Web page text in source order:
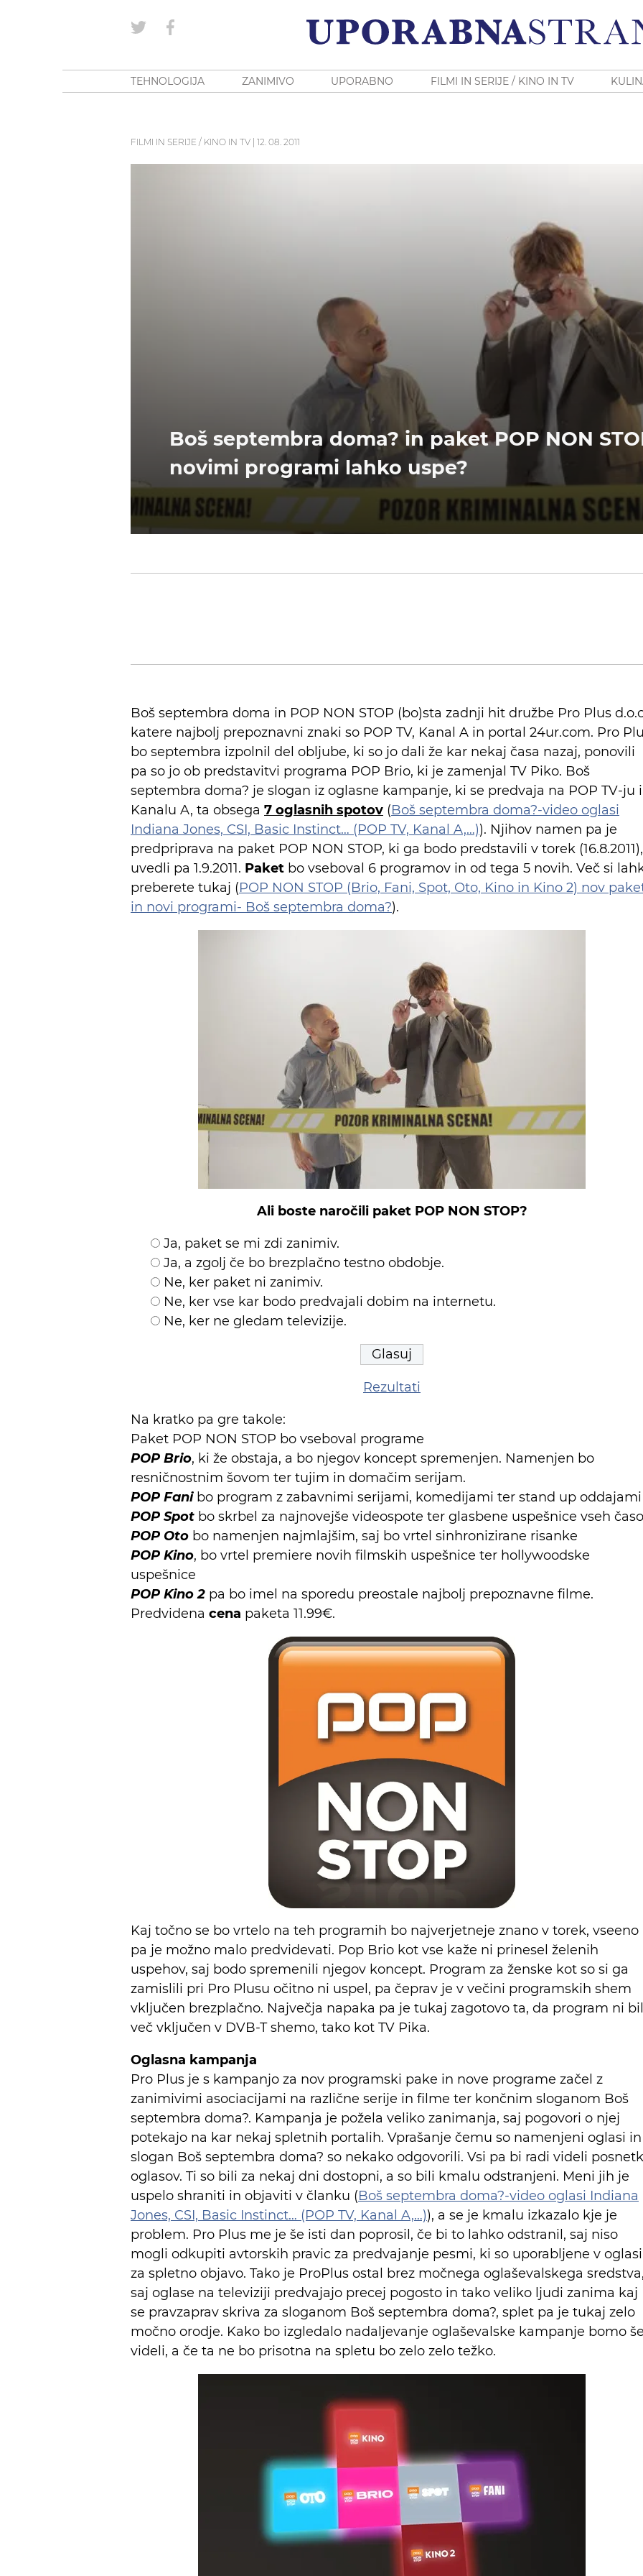
TEHNOLOGIJA ZANIMIVO UPORABNO FILMI IN SERIJE / KINO IN TV
FILMI IN SERIJE / KINO IN TV 12. 08. 2011
Boš septembra doma? in paket POP NON
novimi programi lahko uspe?
Boš septembra doma in POP NON STOP (bo)sta zadnji hit družbe Pro Plus
katere najbolj prepoznavni znaki so POP TV, Kanal A in portal 24ur.com. Pro
bo septembra izpolnil del obljube, ki so jo dali že kar nekaj časa nazaj, ponovili
pa so jo ob predstavitvi programa POP Brio, ki je zamenjal TV Piko. Boš
septembra doma? je slogan iz oglasne kampanje, ki se predvaja na POP TV-ju
Kanalu A, ta obsega 7 oglasnih spotov (Boš septembra doma?-video oglasi
Indiana Jones, CSI, Basic Instinct… (POP TV, Kanal A,…)). Njihov namen pa je
predpriprava na paket POP NON STOP, ki ga bodo predstavili v torek (16.8.2011),
uvedli pa 1.9.2011. Paket bo vseboval 6 programov in od tega 5 novih. Več si
preberete tukaj (POP NON STOP (Brio, Fani, Spot, Oto, Kino in Kino 2) nov
in novi programi- Boš septembra doma?).
Ali boste naročili paket POP NON STOP?
Ja, paket se mi zdi zanimiv.
Ja, a zgolj če bo brezplačno testno obdobje.
Ne, ker paket ni zanimiv.
Ne, ker vse kar bodo predvajali dobim na internetu.
Ne, ker ne gledam televizije.
Rezultati
Na kratko pa gre takole:
Paket POP NON STOP bo vseboval programe
POP Brio, ki že obstaja, a bo njegov koncept spremenjen. Namenjen bo
resničnostnim šovom ter tujim in domačim serijam.
POP Fanibo program z zabavnimi serijami, komedijami ter stand up oddajami
POP Spot bo skrbel za najnovejše videospote ter glasbene uspešnice vseh
POP Oto bo namenjen najmlajšim, saj bo vrtel sinhronizirane risanke
POP Kino, bo vrtel premiere novih filmskih uspešnice ter hollywoodske
uspešnice
POP Kino 2 pa bo imel na sporedu preostale najbolj prepoznavne filme.
Predvidena cena paketa 11.99€.
Kaj točno se bo vrtelo na teh programih bo najverjetneje znano v torek, vseeno
pa je možno malo predvidevati. Pop Brio kot vse kaže ni prinesel želenih
uspehov, saj bodo spremenili njegov koncept. Program za ženske kot so si ga
zamislili pri Pro Plusu očitno ni uspel, pa čeprav je v večini programskih shem
vključen brezplačno. Največja napaka pa je tukaj zagotovo ta, da program ni bil
več vključen v DVB-T shemo, tako kot TV Pika.
Oglasna kampanja
Pro Plus je s kampanjo za nov programski pake in nove programe začel z
zanimivimi asociacijami na različne serije in filme ter končnim sloganom Boš
septembra doma?. Kampanja je požela veliko zanimanja, saj pogovori o njej
potekajo na kar nekaj spletnih portalih. Vprašanje čemu so namenjeni oglasi in
slogan Boš septembra doma? so nekako odgovorili. Vsi pa bi radi videli
oglasov. Ti so bili za nekaj dni dostopni, a so bili kmalu odstranjeni. Meni jih je
uspelo shraniti in objaviti v članku (Boš septembra doma?-video oglasi Indiana
Jones, CSI, Basic Instinct… (POP TV, Kanal A,…)), a se je kmalu izkazalo kje je
problem. Pro Plus me je še isti dan poprosil, če bi to lahko odstranil, saj niso
mogli odkupiti avtorskih pravic za predvajanje pesmi, ki so uporabljene v
za spletno objavo. Tako je ProPlus ostal brez močnega oglaševalskega
saj oglase na televiziji predvajajo precej pogosto in tako veliko ljudi zanima kaj
se pravzaprav skriva za sloganom Boš septembra doma?, splet pa je tukaj zelo
močno orodje. Kako bo izgledalo nadaljevanje oglaševalske kampanje bomo
videli, a če ta ne bo prisotna na spletu bo zelo zelo težko.